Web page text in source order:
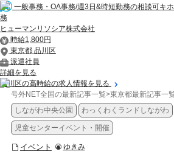
一般事務・OA事務/週3日&時短勤務の相談可キ
務
ヒューマンリソシア株式会社
時給1,800円
東京都 品川区
派遣社員
詳細を見る
品川区の高時給の求人情報を見る
号外NET全国の最新記事一覧>東京都最新記事一
しながわ中央公園
わっくわくランドしながわ
児童センターイベント・開催
イベント ゆきみ